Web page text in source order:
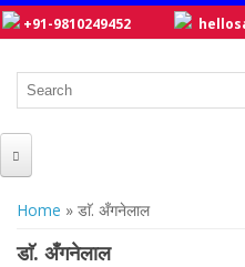
+91-9810249452
ABOUT US
You are here
Home » डाॅ. अँगनेलाल
डाॅ. अँगनेलाल